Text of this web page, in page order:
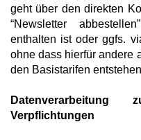
geht über den direkten
“Newsletter
enthalten ist oder ggfs.
ohne dass hierfür andere
den Basistarifen
Verpflichtungen